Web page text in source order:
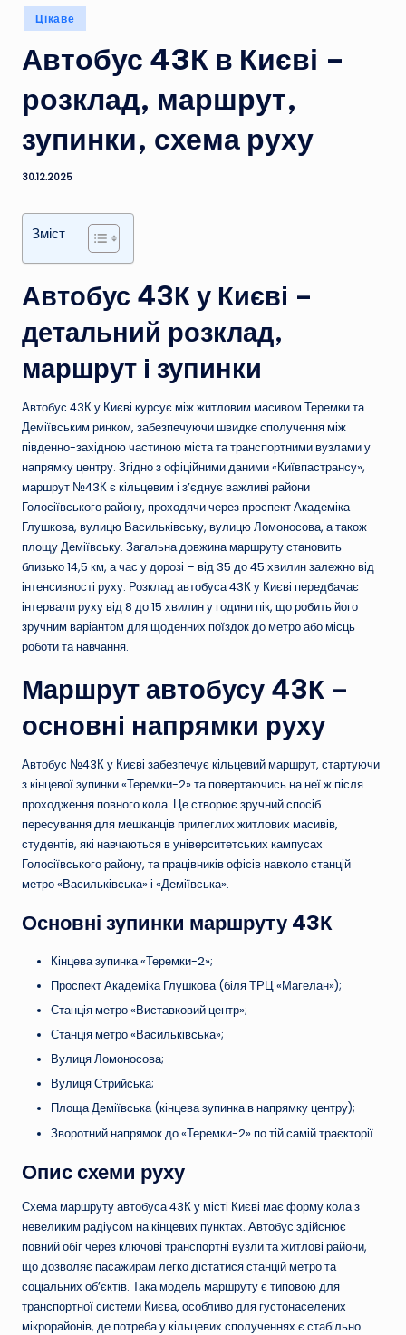
Опубліковано
у
Цікаве
Автобус 43К в Києві –
розклад, маршрут,
зупинки, схема руху
30.12.2025
Зміст
Автобус 43К у Києві –
детальний розклад,
маршрут і зупинки
Автобус 43К у Києві курсує між житловим масивом Теремки та
Деміївським ринком, забезпечуючи швидке сполучення між
південно-західною частиною міста та транспортними вузлами у
напрямку центру. Згідно з офіційними даними «Київпастрансу»,
маршрут №43К є кільцевим і з’єднує важливі райони
Голосіївського району, проходячи через проспект Академіка
Глушкова, вулицю Васильківську, вулицю Ломоносова, а також
площу Деміївську. Загальна довжина маршруту становить
близько 14,5 км, а час у дорозі – від 35 до 45 хвилин залежно від
інтенсивності руху. Розклад автобуса 43К у Києві передбачає
інтервали руху від 8 до 15 хвилин у години пік, що робить його
зручним варіантом для щоденних поїздок до метро або місць
роботи та навчання.
Маршрут автобусу 43К –
основні напрямки руху
Автобус №43К у Києві забезпечує кільцевий маршрут, стартуючи
з кінцевої зупинки «Теремки-2» та повертаючись на неї ж після
проходження повного кола. Це створює зручний спосіб
пересування для мешканців прилеглих житлових масивів,
студентів, які навчаються в університетських кампусах
Голосіївського району, та працівників офісів навколо станцій
метро «Васильківська» і «Деміївська».
Основні зупинки маршруту 43К
Кінцева зупинка «Теремки-2»;
Проспект Академіка Глушкова (біля ТРЦ «Магелан»);
Станція метро «Виставковий центр»;
Станція метро «Васильківська»;
Вулиця Ломоносова;
Вулиця Стрийська;
Площа Деміївська (кінцева зупинка в напрямку центру);
Зворотний напрямок до «Теремки-2» по тій самій траєкторії.
Опис схеми руху
Схема маршруту автобуса 43К у місті Києві має форму кола з
невеликим радіусом на кінцевих пунктах. Автобус здійснює
повний обіг через ключові транспортні вузли та житлові райони,
що дозволяє пасажирам легко дістатися станцій метро та
соціальних об’єктів. Така модель маршруту є типовою для
транспортної системи Києва, особливо для густонаселених
мікрорайонів, де потреба у кільцевих сполученнях є стабільно